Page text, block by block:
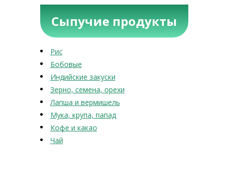
Сыпучие продукты
Рис
Бобовые
Индийские закуски
Зерно, семена, орехи
Лапша и вермишель
Мука, крупа, папад
Кофе и какао
Чай